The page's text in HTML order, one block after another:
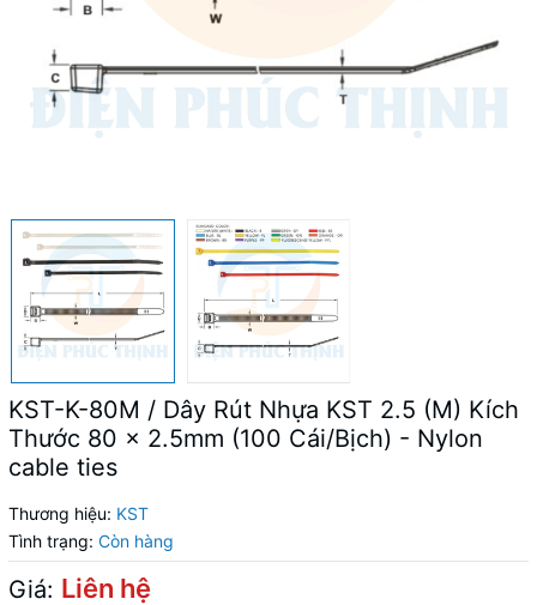
KST-K-80M / Dây Rút Nhựa KST 2.5 (M) Kích
Thước 80 x 2.5mm (100 Cái/Bịch) - Nylon
cable ties
Thương hiệu: KST
Tình trạng: Còn hàng
Giá: Liên hệ